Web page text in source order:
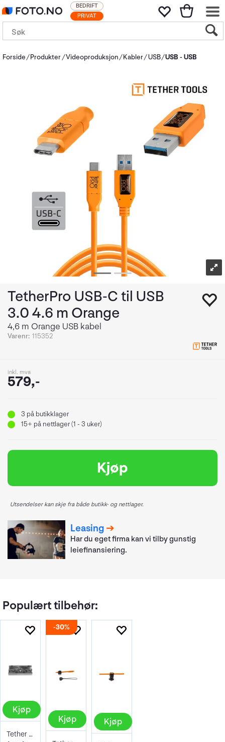
PRIVAT
BEDRIFT
Forside Produkter Videoproduksjon Kabler USB USB - USB
TetherPro USB-C til USB
3.0 4.6 m Orange
4,6 m Orange USB kabel
Varenr: 115352
inkl. mva
579,-
3 på butikklager
15+ på nettlager (1 - 3 uker)
Kjøp
Utsendelser kan skje fra både butikk- og nettlager.
Leasing
Har du eget firma kan vi tilby gunstig
leiefinansiering.
Populært tilbehør:
Kjøp
Tether Tools TetherBlock Arca Graphite
30%
Kjøp Kjøp